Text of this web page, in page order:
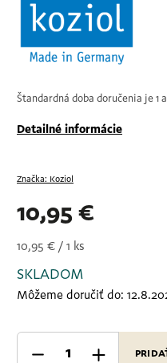
Štandardná doba doručenia je 1
Detailné informácie
Značka: Koziol
10,95 €
10,95 € / 1 ks
SKLADOM
Môžeme doručiť do: